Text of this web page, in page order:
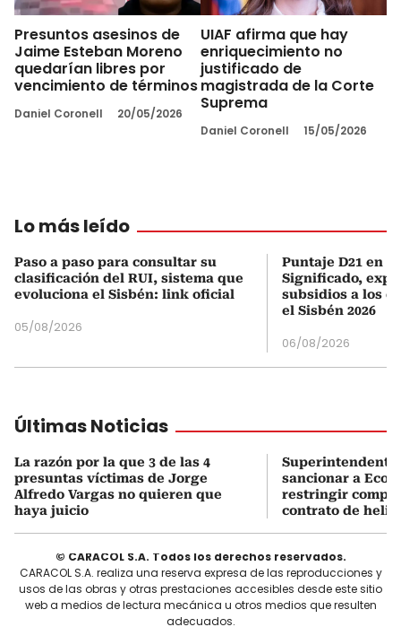
Presuntos asesinos de
Jaime Esteban Moreno
quedarían libres por
vencimiento de términos
Daniel Coronell 20/05/2026
UIAF afirma que hay
enriquecimiento no
justificado de
magistrada de la Corte
Suprema
Daniel Coronell 15/05/2026
Lo más leído
Paso a paso para consultar su
clasificación del RUI, sistema que
evoluciona el Sisbén: link oficial
05/08/2026
Puntaje D21 en
Significado,
subsidios a los
el Sisbén 2026
06/08/2026
Últimas Noticias
La razón por la que 3 de las 4
presuntas víctimas de Jorge
Alfredo Vargas no quieren que
haya juicio
Superintendente
sancionar a
restringir
contrato de
© CARACOL S.A. Todos los derechos reservados.
CARACOL S.A. realiza una reserva expresa de las reproducciones y
usos de las obras y otras prestaciones accesibles desde este sitio
web a medios de lectura mecánica u otros medios que resulten
adecuados.